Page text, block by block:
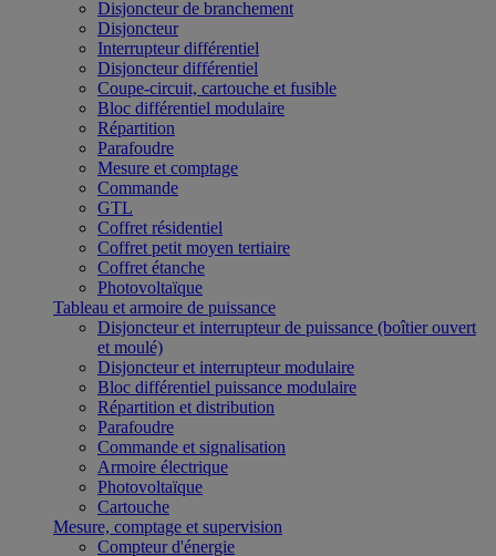
Disjoncteur de branchement
Disjoncteur
Interrupteur différentiel
Disjoncteur différentiel
Coupe-circuit, cartouche et fusible
Bloc différentiel modulaire
Répartition
Parafoudre
Mesure et comptage
Commande
GTL
Coffret résidentiel
Coffret petit moyen tertiaire
Coffret étanche
Photovoltaïque
Tableau et armoire de puissance
Disjoncteur et interrupteur de puissance (boîtier ouvert
et moulé)
Disjoncteur et interrupteur modulaire
Bloc différentiel puissance modulaire
Répartition et distribution
Parafoudre
Commande et signalisation
Armoire électrique
Photovoltaïque
Cartouche
Mesure, comptage et supervision
Compteur d'énergie